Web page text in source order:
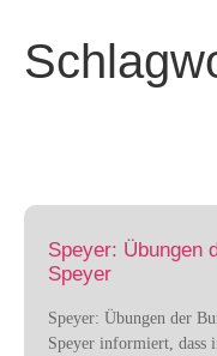
Speyer: Übungen
Speyer
Speyer: Übungen der
Speyer informiert, dass